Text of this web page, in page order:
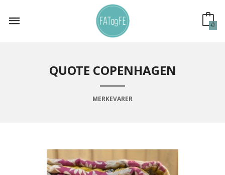
innholdet
0
QUOTE COPENHAGEN
MERKEVARER